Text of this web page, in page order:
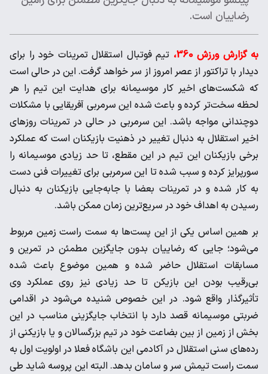
رضاییان است.
به گزارش ورزش 360،
تیم فوتبال استقلال تمرینات خود را برای
دیدار با تراکتور از عصر امروز از سر خواهد گرفت. این در حالی است
که شکست‌های اخیر کار موسیمانه برای هدایت این تیم را هر
لحظه سخت‌تر کرده و باعث شده این سرمربی آفریقایی با مشکلات
دوچندانی مواجه باشد. این سرمربی در حالی در تمرینات روزهای
اخیر استقلال به دنبال تغییر در ذهنیت بازیکنان است که عملکرد
برخی بازیکنان این تیم در این مقطع، تا حد زیادی موسیمانه را
سورپرایز کرده و سبب شده تا این سرمربی برای تغییرات فنی دست
به کار شده و در تمرینات بعضا با جابه‌جایی بازیکنان به دنبال
رسیدن به اهداف خود در سریع‌ترین زمان ممکن باشد.
بر همین اساس یکی از این پست‌ها به سمت راست زمین مربوط
می‌شود؛ جایی که رضاییان بدون جایگزین مطمئن در تمرین و
مسابقات استقلال حاضر شده و همین موضوع باعث شده
بی‌رقیب بودن این بازیکن تا حد زیادی نیز روی عملکرد وی
تأثیرگذار واقع شود. در این خصوص شنیده می‌شود در اقدامی
ضربتی موسیمانه قصد دارد با انتخاب جایگزینی مناسب در این
بخش از زمین از بین بضاعت خود در تیم بزرگسالان و یا بازیکنی از
رده‌های سنی استقلال در آکادمی این باشگاه فعلا در اولویت اول به
سمت راست تیمش سر و سامان بدهد. البته این پروسه شاید طی